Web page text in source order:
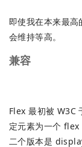
即使我在本来最
会维持等高。
兼容
Flex 最初被 W3C
定元素为一个
二个版本是